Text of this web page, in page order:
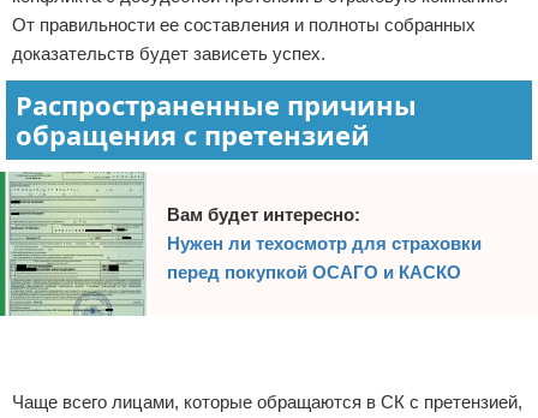
Исполнительное производство
Судопроизводство
Защита прав потребителей
От правильности ее составления и полноты собранных
доказательств будет зависеть успех.
Распространенные причины
обращения с претензией
Вам будет интересно:
Нужен ли техосмотр для страховки
перед покупкой ОСАГО и КАСКО
Чаще всего лицами, которые обращаются в СК с претензией,